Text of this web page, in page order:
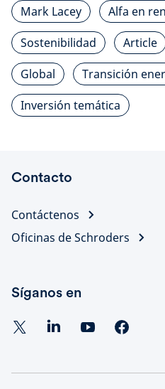
Mark Lacey
Alfa en
Sostenibilidad
Article
Global
Transición
Inversión temática
Contacto
Contáctenos
Oficinas de Schroders
Síganos en